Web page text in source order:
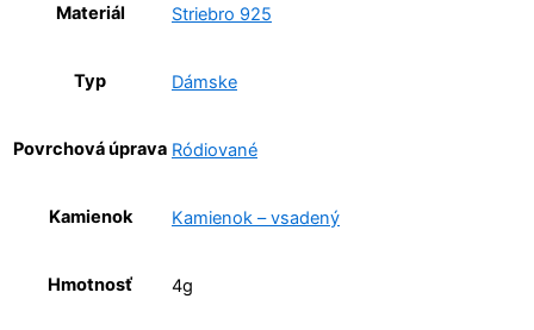
Materiál Striebro 925
Typ Dámske
Povrchová úprava Ródiované
Kamienok Kamienok – vsadený
Hmotnosť 4g